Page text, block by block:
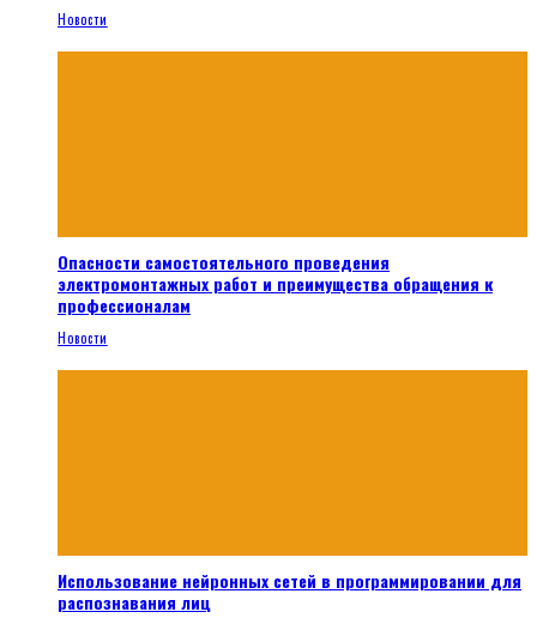
Новости
Опасности самостоятельного проведения
электромонтажных работ и преимущества обращения к
профессионалам
Новости
Использование нейронных сетей в программировании для
распознавания лиц